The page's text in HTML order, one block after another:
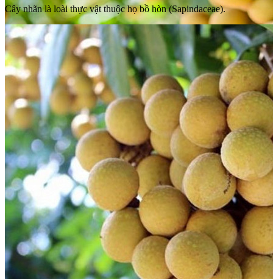
Cây nhãn là loài thực vật thuộc họ bồ hòn (Sapindaceae).